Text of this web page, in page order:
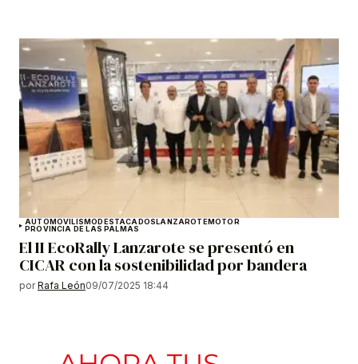
AUTOMOVILISMODESTACADOSLANZAROTEMOTOR
PROVINCIA DE LAS PALMAS
El II EcoRally Lanzarote se presentó en
CICAR con la sostenibilidad por bandera
por Rafa León09/07/2025 18:44